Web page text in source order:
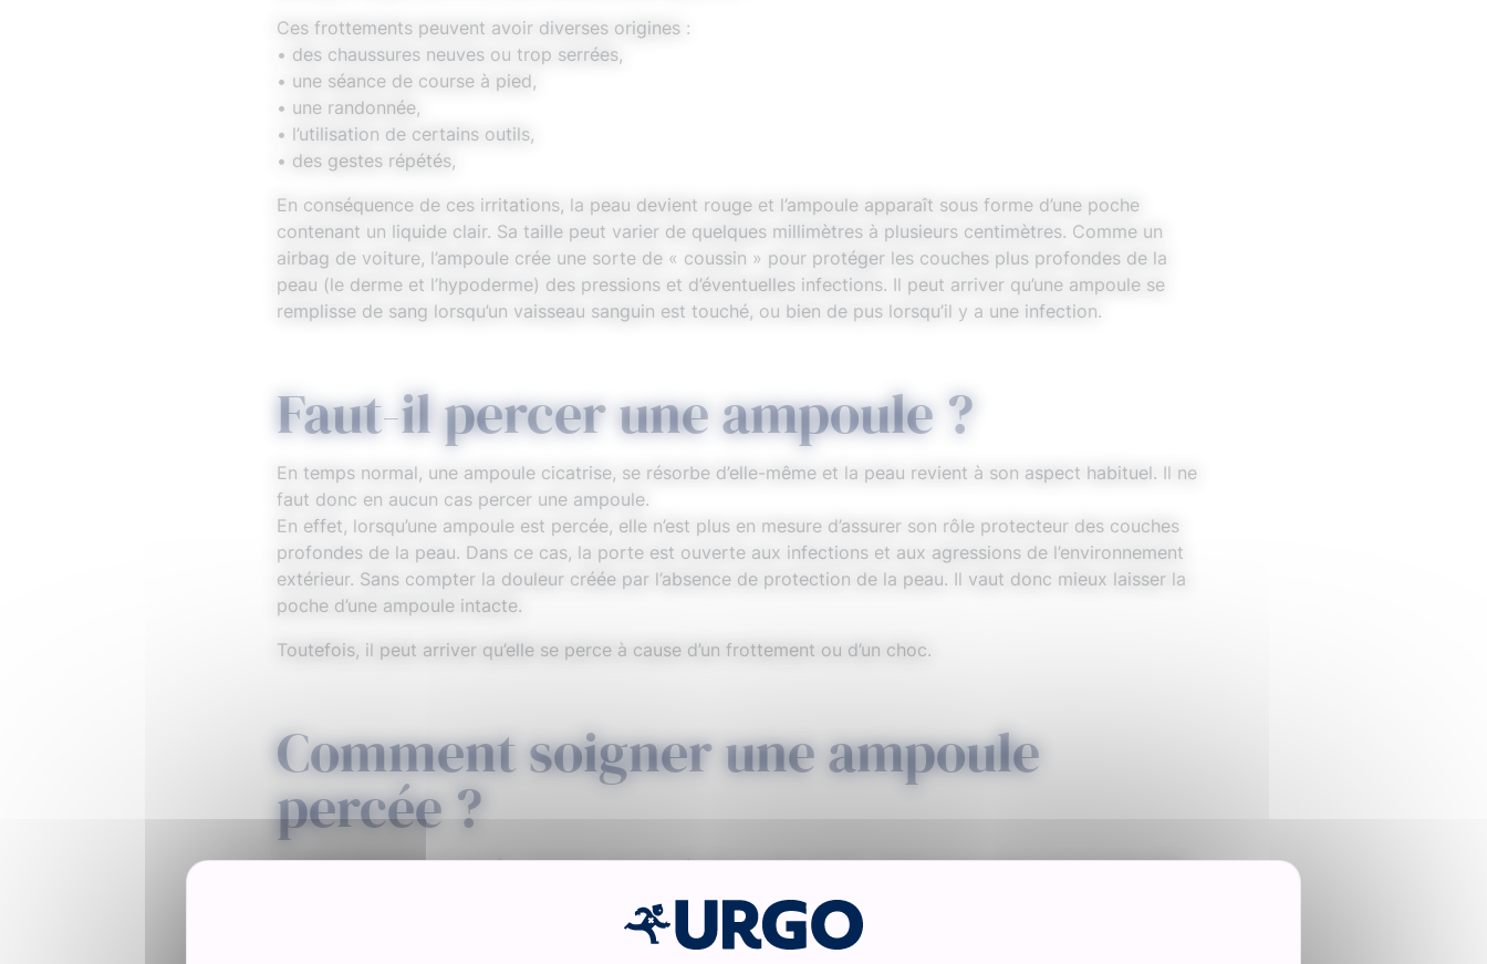
Ces frottements peuvent avoir diverses origines :
• des chaussures neuves ou trop serrées,
• une séance de course à pied,
• une randonnée,
• l’utilisation de certains outils,
• des gestes répétés,
En conséquence de ces irritations, la peau devient rouge et l’ampoule apparaît sous forme d’une poche
contenant un liquide clair. Sa taille peut varier de quelques millimètres à plusieurs centimètres. Comme un
airbag de voiture, l’ampoule crée une sorte de « coussin » pour protéger les couches plus profondes de la
peau (le derme et l’hypoderme) des pressions et d’éventuelles infections. Il peut arriver qu’une ampoule se
remplisse de sang lorsqu’un vaisseau sanguin est touché, ou bien de pus lorsqu’il y a une infection.
Faut-il percer une ampoule ?
En temps normal, une ampoule cicatrise, se résorbe d’elle-même et la peau revient à son aspect habituel. Il ne
faut donc en aucun cas percer une ampoule.
En effet, lorsqu’une ampoule est percée, elle n’est plus en mesure d’assurer son rôle protecteur des couches
profondes de la peau. Dans ce cas, la porte est ouverte aux infections et aux agressions de l’environnement
extérieur. Sans compter la douleur créée par l’absence de protection de la peau. Il vaut donc mieux laisser la
poche d’une ampoule intacte.
Toutefois, il peut arriver qu’elle se perce à cause d’un frottement ou d’un choc.
Comment soigner une ampoule
percée ?
Si votre ampoule est percée, n’essayez pas de décoller la peau morte. Laissez-la en place pour lui permettre
Puis, suivez ces étapes pour bien soigner votre ampoule percée :